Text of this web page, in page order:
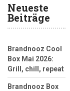
Neueste
Beiträge
Brandnooz Cool
Box Mai 2026:
Grill, chill, repeat
Brandnooz Box